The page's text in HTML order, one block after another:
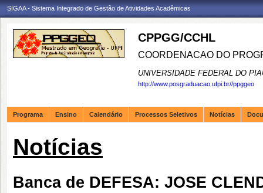
SIGAA - Sistema Integrado de Gestão de Atividades Acadêmicas
CPPGG/CCHL
COORDENACAO DO
UNIVERSIDADE FEDERAL DO
http://www.posgraduacao.ufpi.br//ppggeo
Programa Ensino Calendário Processos Seletivos Notícias
Notícias
Banca de DEFESA: JOSE